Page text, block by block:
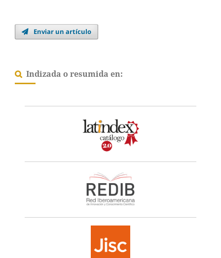
Enviar un artículo
Indizada o resumida en: